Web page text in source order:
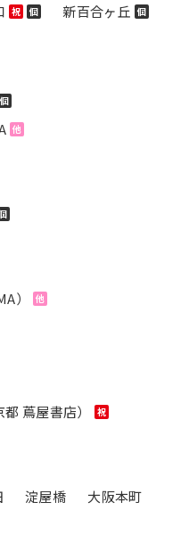
祝 個 新百合ヶ丘 個
個
他
） 他
蔦屋書店） 祝
淀屋橋
大阪本町